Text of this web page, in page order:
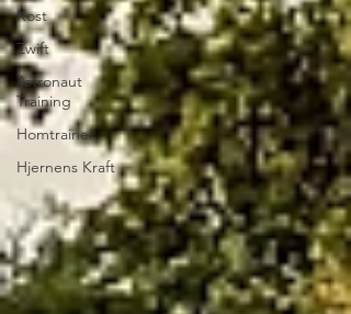
Kost
Zwift
Astronaut
Training
Homtrainer
Hjernens Kraft